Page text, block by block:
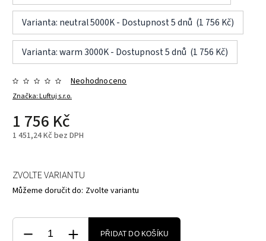
Varianta: neutral 5000K - Dostupnost 5 dnů (1 756 Kč)
Varianta: warm 3000K - Dostupnost 5 dnů (1 756 Kč)
Značka:Luftuj s.r.o.
Neohodnoceno
1 756 Kč
1 451,24 Kč bez DPH
ZVOLTE VARIANTU
Můžeme doručit do: Zvolte variantu
PŘIDAT DO KOŠÍKU